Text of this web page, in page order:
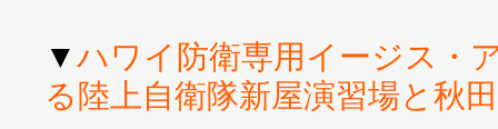
▼ハワイ防衛専用イージス・
る陸上自衛隊新屋演習場と秋